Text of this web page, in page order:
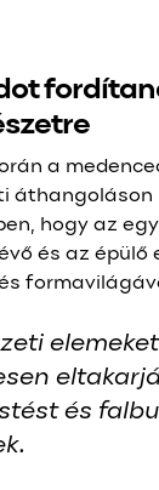
a
áthangoláson
hogy az
és az épülő
és